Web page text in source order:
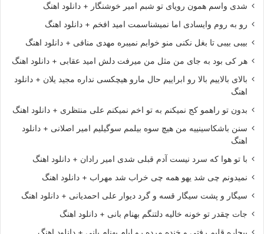
شدی واسم همون رویای تو شبم امیر خوشنگار + دانلود اهنگ
رو به روم وایسادی اما نمیشناسمت امید افخم + دانلود اهنگ
بیبی بیبی تا بغل نکنی منو خوابم نمیبره مهدی منافی + دانلود اهنگ
هر کی بود به جای من مثل من میرفت دلش امید عقابی + دانلود اهنگ
بالای بالاییم بالا رو ابراییم حال مارو هیچکسی نداره مجید یلان + دانلود
اهنگ
بدون تو راهمو کج نمیکنم به تو اخم نمیکنم علی منتظری + دانلود اهنگ
سنن باشکاسینییه من هیچ سوه بیلمم سوگیلیم امیر اصلانی + دانلود
اهنگ
با تو هوا که سرد نیست آدم قبلی شدی امیر رادان + دانلود اهنگ
نمیدونم چی شد یهو همه چی خراب شد مهراب + دانلود اهنگ
سیگار و پشت سیگار قسه و گرد دیوار علی احمدیانی + دانلود اهنگ
جات چقدر تو خونه خالیه دلتنگم بهنام بانی + دانلود اهنگ
بیچاره قلبم رفتی و خنده مرده رو لبام بهنام بانی + دانلود اهنگ